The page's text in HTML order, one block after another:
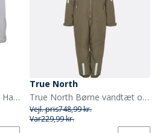
JACK & JONES Drengenes Harry T-shirts 3-pak Hvid/Sort/Aluminim
True North
True North Børne vandtæt overall Oxford snefrakke tarmac
Vejl. pris748,99 kr.
Var229,99 kr.